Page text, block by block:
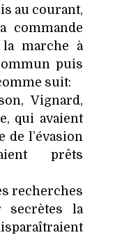
au courant,
commande
marche à
puis
suit:
Vignard,
qui avaient
de l’évasion
prêts
recherches
la